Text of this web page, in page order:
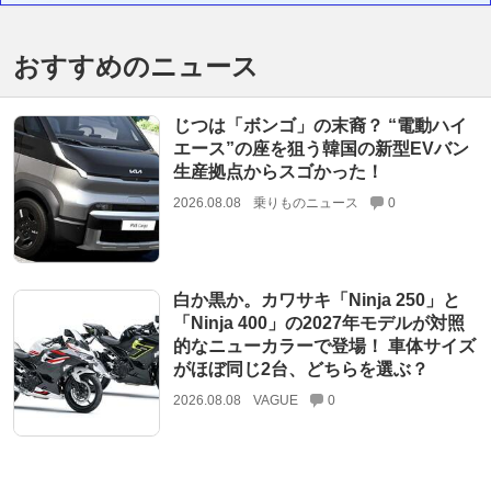
おすすめのニュース
じつは「ボンゴ」の末裔？ “電動ハイ
エース”の座を狙う韓国の新型EVバン
生産拠点からスゴかった！
2026.08.08 乗りものニュース 0
白か黒か。カワサキ「Ninja 250」と
「Ninja 400」の2027年モデルが対照
的なニューカラーで登場！ 車体サイズ
がほぼ同じ2台、どちらを選ぶ？
2026.08.08 VAGUE 0